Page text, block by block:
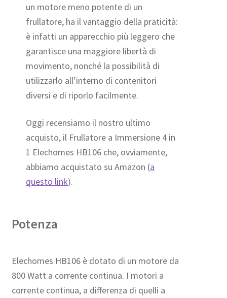
un motore meno potente di un
frullatore, ha il vantaggio della praticità:
è infatti un apparecchio più leggero che
garantisce una maggiore libertà di
movimento, nonché la possibilità di
utilizzarlo all’interno di contenitori
diversi e di riporlo facilmente.
Oggi recensiamo il nostro ultimo
acquisto, il Frullatore a Immersione 4 in
1 Elechomes HB106 che, ovviamente,
abbiamo acquistato su Amazon (a
questo link).
Potenza
Elechomes HB106 è dotato di un motore da
800 Watt a corrente continua. I motori a
corrente continua, a differenza di quelli a